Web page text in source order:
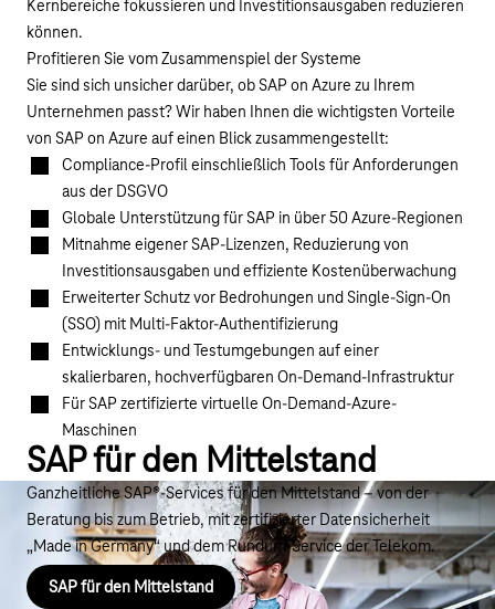
Kernbereiche fokussieren und Investitionsausgaben reduzieren
können.
Profitieren Sie vom Zusammenspiel der Systeme
Sie sind sich unsicher darüber, ob SAP on Azure zu Ihrem
Unternehmen passt? Wir haben Ihnen die wichtigsten Vorteile
von SAP on Azure auf einen Blick zusammengestellt:
Compliance-Profil einschließlich Tools für Anforderungen
aus der DSGVO
Globale Unterstützung für SAP in über 50 Azure-Regionen
Mitnahme eigener SAP-Lizenzen, Reduzierung von
Investitionsausgaben und effiziente Kostenüberwachung
Erweiterter Schutz vor Bedrohungen und Single-Sign-On
(SSO) mit Multi-Faktor-Authentifizierung
Entwicklungs- und Testumgebungen auf einer
skalierbaren, hochverfügbaren On-Demand-Infrastruktur
Für SAP zertifizierte virtuelle On-Demand-Azure-
Maschinen
SAP für den Mittelstand
Ganzheitliche SAP®-Services für den Mittelstand – von der
Beratung bis zum Betrieb, mit zertifizierter Datensicherheit
„Made in Germany“ und dem Rundum-Service der Telekom.
SAP für den Mittelstand